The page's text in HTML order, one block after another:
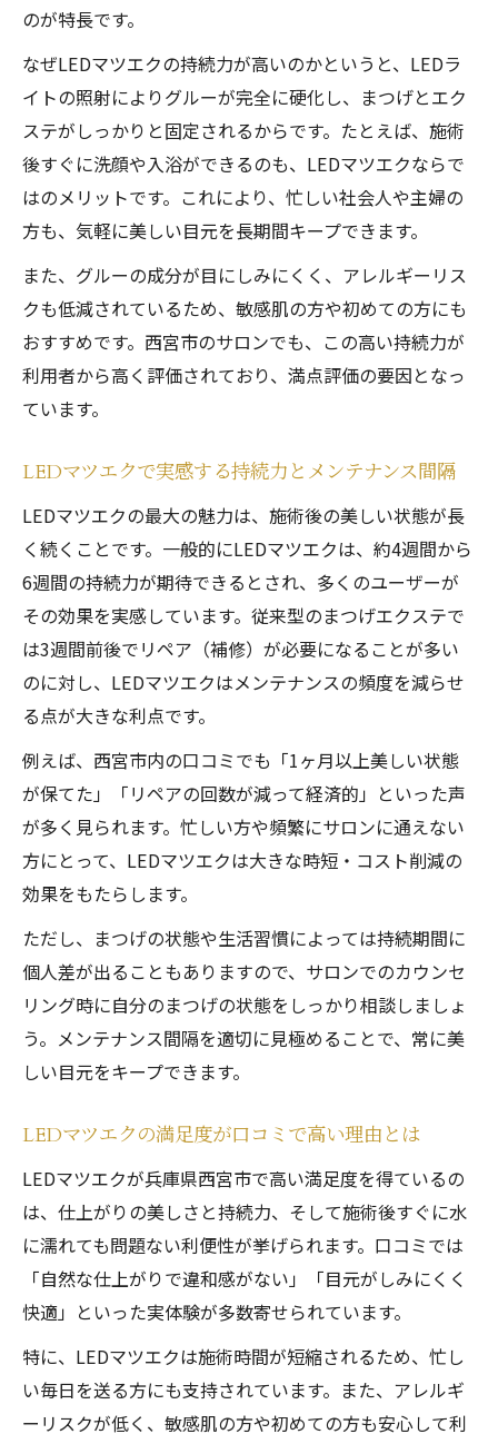
のが特長です。
なぜLEDマツエクの持続力が高いのかというと、LEDラ
イトの照射によりグルーが完全に硬化し、まつげとエク
ステがしっかりと固定されるからです。たとえば、施術
後すぐに洗顔や入浴ができるのも、LEDマツエクならで
はのメリットです。これにより、忙しい社会人や主婦の
方も、気軽に美しい目元を長期間キープできます。
また、グルーの成分が目にしみにくく、アレルギーリス
クも低減されているため、敏感肌の方や初めての方にも
おすすめです。西宮市のサロンでも、この高い持続力が
利用者から高く評価されており、満点評価の要因となっ
ています。
LEDマツエクで実感する持続力とメンテナンス間隔
LEDマツエクの最大の魅力は、施術後の美しい状態が長
く続くことです。一般的にLEDマツエクは、約4週間から
6週間の持続力が期待できるとされ、多くのユーザーが
その効果を実感しています。従来型のまつげエクステで
は3週間前後でリペア（補修）が必要になることが多い
のに対し、LEDマツエクはメンテナンスの頻度を減らせ
る点が大きな利点です。
例えば、西宮市内の口コミでも「1ヶ月以上美しい状態
が保てた」「リペアの回数が減って経済的」といった声
が多く見られます。忙しい方や頻繁にサロンに通えない
方にとって、LEDマツエクは大きな時短・コスト削減の
効果をもたらします。
ただし、まつげの状態や生活習慣によっては持続期間に
個人差が出ることもありますので、サロンでのカウンセ
リング時に自分のまつげの状態をしっかり相談しましょ
う。メンテナンス間隔を適切に見極めることで、常に美
しい目元をキープできます。
LEDマツエクの満足度が口コミで高い理由とは
LEDマツエクが兵庫県西宮市で高い満足度を得ているの
は、仕上がりの美しさと持続力、そして施術後すぐに水
に濡れても問題ない利便性が挙げられます。口コミでは
「自然な仕上がりで違和感がない」「目元がしみにくく
快適」といった実体験が多数寄せられています。
特に、LEDマツエクは施術時間が短縮されるため、忙し
い毎日を送る方にも支持されています。また、アレルギ
ーリスクが低く、敏感肌の方や初めての方も安心して利